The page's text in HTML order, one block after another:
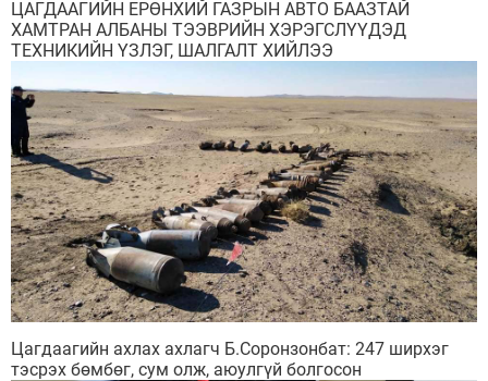
ЦАГДААГИЙН ЕРӨНХИЙ ГАЗРЫН АВТО БААЗТАЙ
ХАМТРАН АЛБАНЫ ТЭЭВРИЙН ХЭРЭГСЛҮҮДЭД
ТЕХНИКИЙН ҮЗЛЭГ, ШАЛГАЛТ ХИЙЛЭЭ
Цагдаагийн ахлах ахлагч Б.Соронзонбат: 247 ширхэг
тэсрэх бөмбөг, сум олж, аюулгүй болгосон